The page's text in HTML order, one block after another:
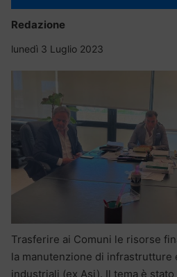
Redazione
lunedì 3 Luglio 2023
Trasferire ai Comuni le risorse
la manutenzione di infrastrutture
industriali (ex Asi). Il tema è